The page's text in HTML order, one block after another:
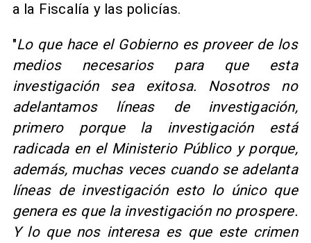
a la Fiscalía y las policías.
"Lo que hace el Gobierno es proveer de los
medios necesarios para que esta
investigación sea exitosa. Nosotros no
adelantamos líneas de investigación,
primero porque la investigación está
radicada en el Ministerio Público y porque,
además, muchas veces cuando se adelanta
líneas de investigación esto lo único que
genera es que la investigación no prospere.
Y lo que nos interesa es que este crimen